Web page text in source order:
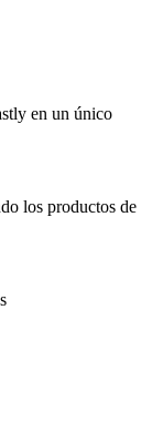
en un único
los productos de